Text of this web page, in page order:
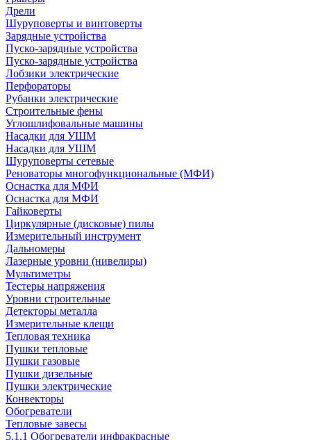
Дрели
Шуруповерты и винтоверты
Зарядные устройства
Пуско-зарядные устройства
Пуско-зарядные устройства
Лобзики электрические
Перфораторы
Рубанки электрические
Строительные фены
Углошлифовальные машины
Насадки для УШМ
Насадки для УШМ
Шуруповерты сетевые
Реноваторы многофункциональные (МФИ)
Оснастка для МФИ
Оснастка для МФИ
Гайковерты
Циркулярные (дисковые) пилы
Измерительный инструмент
Дальномеры
Лазерные уровни (нивелиры)
Мультиметры
Тестеры напряжения
Уровни строительные
Детекторы металла
Измерительные клещи
Тепловая техника
Пушки тепловые
Пушки газовые
Пушки дизельные
Пушки электрические
Конвекторы
Обогреватели
Тепловые завесы
5.1.1 Обогреватели инфракрасные